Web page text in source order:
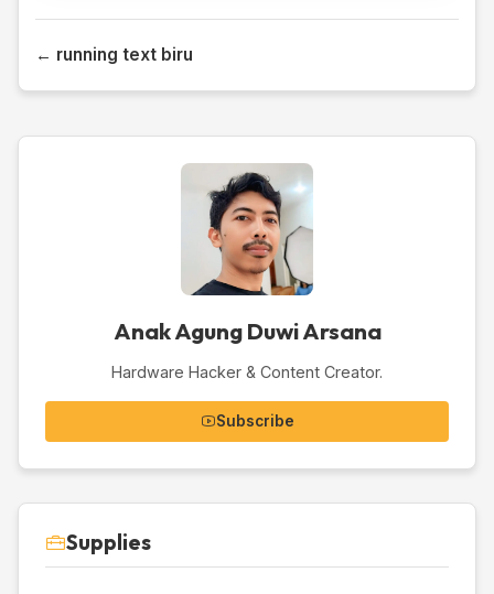
← running text biru
Anak Agung Duwi Arsana
Hardware Hacker & Content Creator.
Subscribe
Supplies